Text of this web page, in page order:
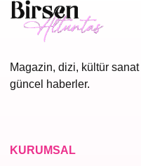
Magazin, dizi, kültür
güncel haberler.
KURUMSAL